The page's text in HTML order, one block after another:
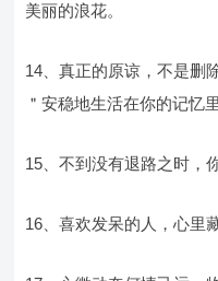
美丽的浪花。
14、真正的原谅，不是删
＂安稳地生活在你的记忆里
15、不到没有退路之时，
16、喜欢发呆的人，心里